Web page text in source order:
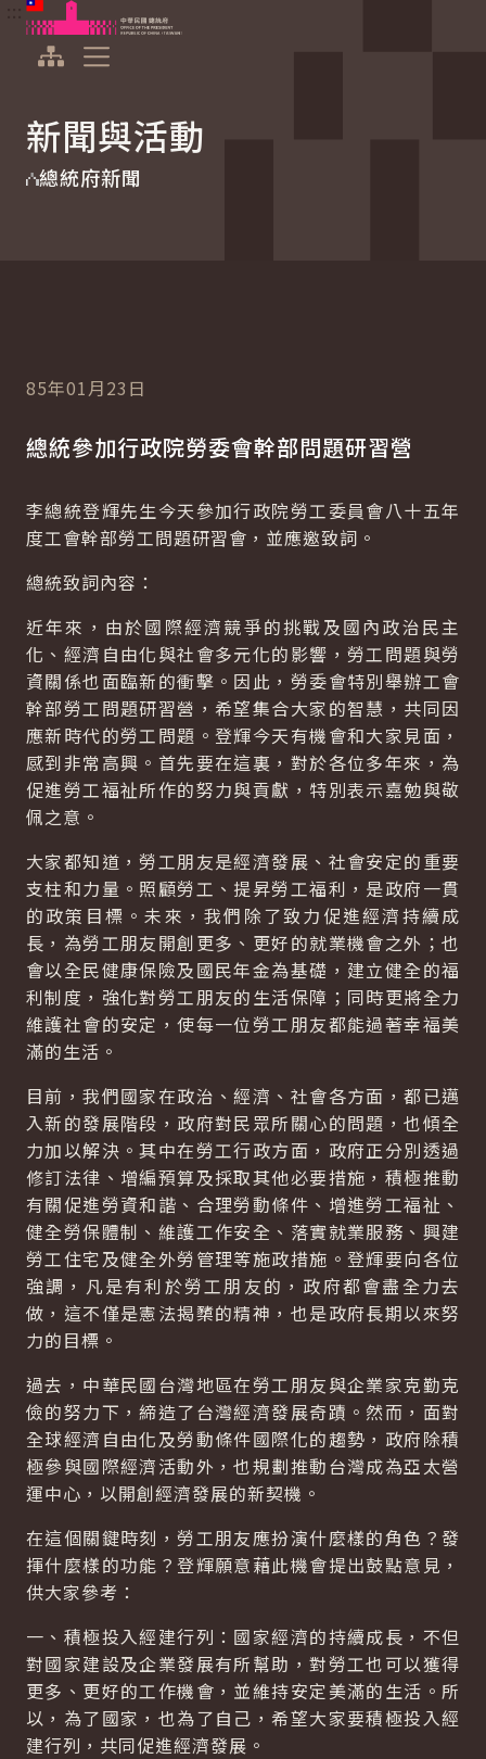
跳到主要內容
中華民國總統府
新聞與活動
總統府新聞
85年01月23日
總統參加行政院勞委會幹部問題研習營
李總統登輝先生今天參加行政院勞工委員會八十五年
度工會幹部勞工問題研習會，並應邀致詞。
總統致詞內容：
近年來，由於國際經濟競爭的挑戰及國內政治民主
化、經濟自由化與社會多元化的影響，勞工問題與勞
資關係也面臨新的衝擊。因此，勞委會特別舉辦工會
幹部勞工問題研習營，希望集合大家的智慧，共同因
應新時代的勞工問題。登輝今天有機會和大家見面，
感到非常高興。首先要在這裏，對於各位多年來，為
促進勞工福祉所作的努力與貢獻，特別表示嘉勉與敬
佩之意。
大家都知道，勞工朋友是經濟發展、社會安定的重要
支柱和力量。照顧勞工、提昇勞工福利，是政府一貫
的政策目標。未來，我們除了致力促進經濟持續成
長，為勞工朋友開創更多、更好的就業機會之外；也
會以全民健康保險及國民年金為基礎，建立健全的福
利制度，強化對勞工朋友的生活保障；同時更將全力
維護社會的安定，使每一位勞工朋友都能過著幸福美
滿的生活。
目前，我們國家在政治、經濟、社會各方面，都已邁
入新的發展階段，政府對民眾所關心的問題，也傾全
力加以解決。其中在勞工行政方面，政府正分別透過
修訂法律、增編預算及採取其他必要措施，積極推動
有關促進勞資和諧、合理勞動條件、增進勞工福祉、
健全勞保體制、維護工作安全、落實就業服務、興建
勞工住宅及健全外勞管理等施政措施。登輝要向各位
強調，凡是有利於勞工朋友的，政府都會盡全力去
做，這不僅是憲法揭櫫的精神，也是政府長期以來努
力的目標。
過去，中華民國台灣地區在勞工朋友與企業家克勤克
儉的努力下，締造了台灣經濟發展奇蹟。然而，面對
全球經濟自由化及勞動條件國際化的趨勢，政府除積
極參與國際經濟活動外，也規劃推動台灣成為亞太營
運中心，以開創經濟發展的新契機。
在這個關鍵時刻，勞工朋友應扮演什麼樣的角色？發
揮什麼樣的功能？登輝願意藉此機會提出鼓點意見，
供大家參考：
一、積極投入經建行列：國家經濟的持續成長，不但
對國家建設及企業發展有所幫助，對勞工也可以獲得
更多、更好的工作機會，並維持安定美滿的生活。所
以，為了國家，也為了自己，希望大家要積極投入經
建行列，共同促進經濟發展。